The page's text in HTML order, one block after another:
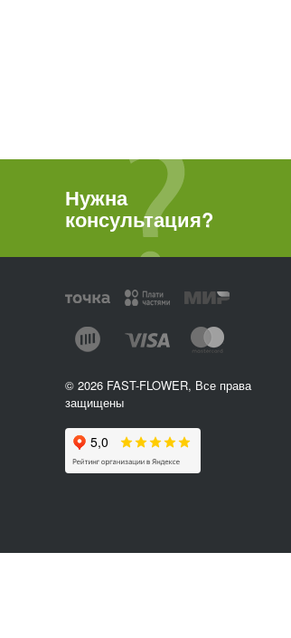
Нужна
консультация?
© 2026 FAST-FLOWER, Все права
защищены